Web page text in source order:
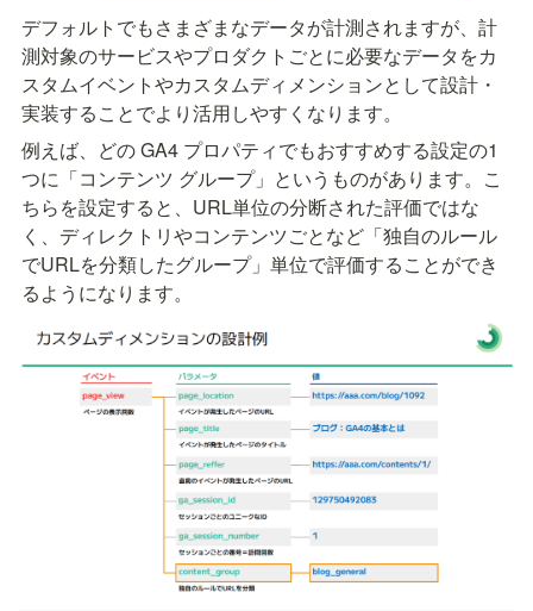
デフォルトでもさまざまなデータが計測されますが、計
測対象のサービスやプロダクトごとに必要なデータをカ
スタムイベントやカスタムディメンションとして設計・
実装することでより活用しやすくなります。
例えば、どの GA4 プロパティでもおすすめする設定の1
つに「コンテンツ グループ」というものがあります。こ
ちらを設定すると、URL単位の分断された評価ではな
く、ディレクトリやコンテンツごとなど「独自のルール
でURLを分類したグループ」単位で評価することができ
るようになります。